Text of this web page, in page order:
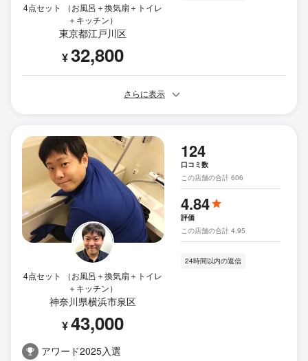
4点セット （お風呂＋換気扇＋トイレ
＋キッチン）
東京都江戸川区
¥32,800
さらに表示
4点セット （お風呂＋換気扇＋トイレ
＋キッチン）
神奈川県横浜市泉区
¥43,000
アワード2025入選
124
口コミ数
この店舗の合計 606
4.84
評価
この店舗の合計 4.95
24時間以内の返信